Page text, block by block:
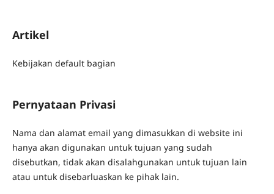
Artikel
Kebijakan default bagian
Pernyataan Privasi
Nama dan alamat email yang dimasukkan di website ini
hanya akan digunakan untuk tujuan yang sudah
disebutkan, tidak akan disalahgunakan untuk tujuan lain
atau untuk disebarluaskan ke pihak lain.